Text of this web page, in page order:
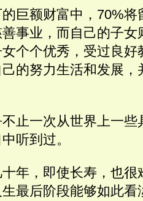
巨额财富中，70%将
事业，而自己的子女
个个优秀，受过良好
的努力生活和发展，
止一次从世界上一些
听到过。
年，即使长寿，也
最后阶段能够如此看